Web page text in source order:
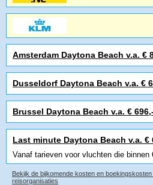
Amsterdam Daytona Beach v.a. €
Dusseldorf Daytona Beach v.a. €
Brussel Daytona Beach v.a. €
Last minute Daytona Beach v.a. €
Vanaf tarieven voor vluchten die binnen
Bekijk de bijkomende kosten en
reisorganisaties